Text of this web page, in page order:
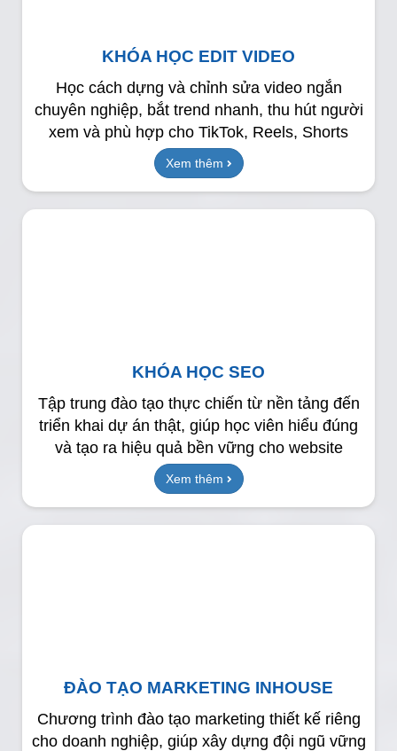
KHÓA HỌC EDIT VIDEO
Học cách dựng và chỉnh sửa video ngắn
chuyên nghiệp, bắt trend nhanh, thu hút người
xem và phù hợp cho TikTok, Reels, Shorts
Xem thêm
KHÓA HỌC SEO
Tập trung đào tạo thực chiến từ nền tảng đến
triển khai dự án thật, giúp học viên hiểu đúng
và tạo ra hiệu quả bền vững cho website
Xem thêm
ĐÀO TẠO MARKETING INHOUSE
Chương trình đào tạo marketing thiết kế riêng
cho doanh nghiệp, giúp xây dựng đội ngũ vững